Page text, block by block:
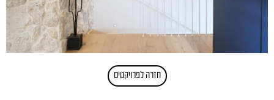
חזרה לפרויקטים